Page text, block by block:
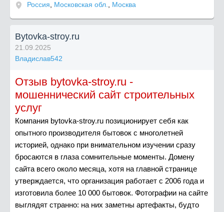
Россия, Московская обл., Москва
Bytovka-stroy.ru
21.09.2025
Владислав542
Отзыв bytovka-stroy.ru -
мошеннический сайт строительных
услуг
Компания bytovka-stroy.ru позиционирует себя как
опытного производителя бытовок с многолетней
историей, однако при внимательном изучении сразу
бросаются в глаза сомнительные моменты. Домену
сайта всего около месяца, хотя на главной странице
утверждается, что организация работает с 2006 года и
изготовила более 10 000 бытовок. Фотографии на сайте
выглядят странно: на них заметны артефакты, будто